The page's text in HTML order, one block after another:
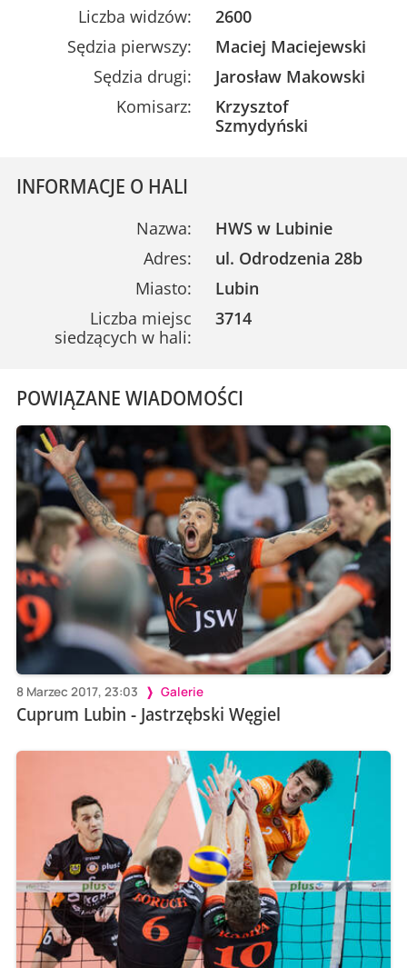
Liczba widzów:
2600
Sędzia pierwszy:
Maciej Maciejewski
Sędzia drugi:
Jarosław Makowski
Komisarz:
Krzysztof
Szmydyński
INFORMACJE O HALI
Nazwa:
HWS w Lubinie
Adres:
ul. Odrodzenia 28b
Miasto:
Lubin
Liczba miejsc
siedzących w hali:
3714
POWIĄZANE WIADOMOŚCI
8 Marzec 2017, 23:03 Galerie
Cuprum Lubin - Jastrzębski Węgiel